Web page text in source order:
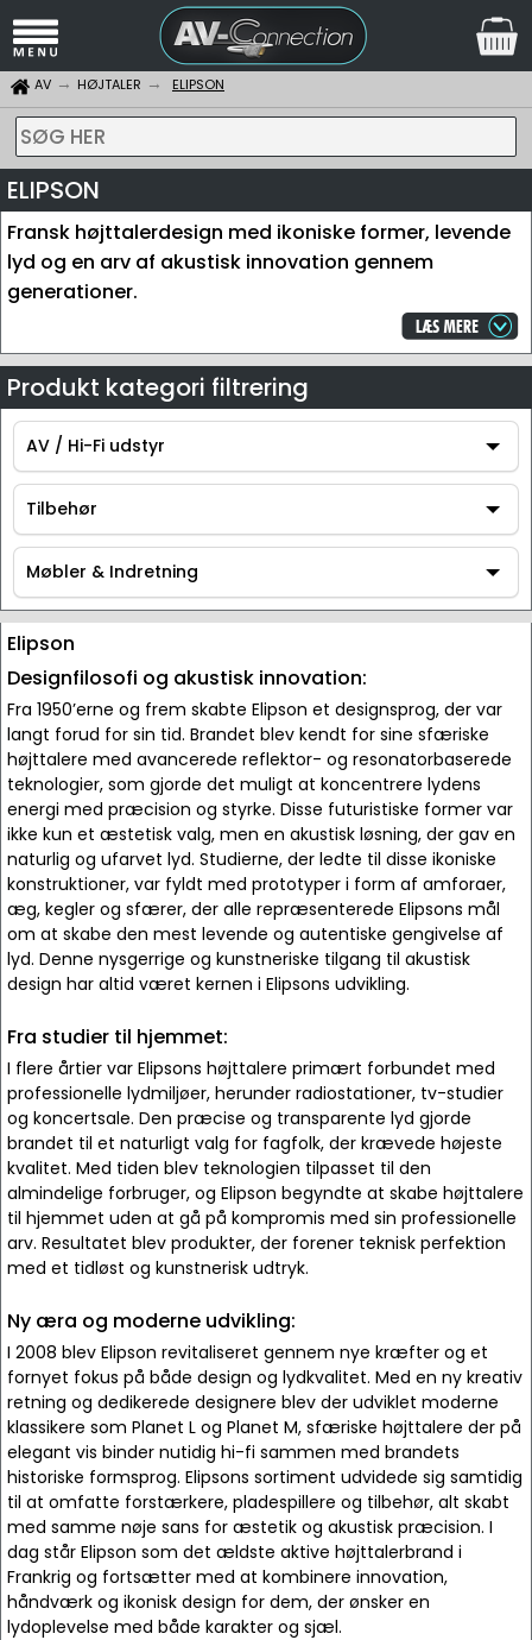
AV HØJTALER ELIPSON
SØG HER
ELIPSON
Fransk højttalerdesign med ikoniske former, levende
lyd og en arv af akustisk innovation gennem
generationer.
Produkt kategori filtrering
AV / Hi-Fi udstyr
AV / Hi-Fi udstyr
Tilbehør
Tilbehør
Møbler & Indretning
Elipson
Designfilosofi og akustisk innovation:
Fra 1950’erne og frem skabte Elipson et designsprog, der var
langt forud for sin tid. Brandet blev kendt for sine sfæriske
højttalere med avancerede reflektor- og resonatorbaserede
teknologier, som gjorde det muligt at koncentrere lydens
energi med præcision og styrke. Disse futuristiske former var
ikke kun et æstetisk valg, men en akustisk løsning, der gav en
naturlig og ufarvet lyd. Studierne, der ledte til disse ikoniske
konstruktioner, var fyldt med prototyper i form af amforaer,
æg, kegler og sfærer, der alle repræsenterede Elipsons mål
om at skabe den mest levende og autentiske gengivelse af
lyd. Denne nysgerrige og kunstneriske tilgang til akustisk
design har altid været kernen i Elipsons udvikling.
Fra studier til hjemmet:
I flere årtier var Elipsons højttalere primært forbundet med
professionelle lydmiljøer, herunder radiostationer, tv-studier
og koncertsale. Den præcise og transparente lyd gjorde
brandet til et naturligt valg for fagfolk, der krævede højeste
kvalitet. Med tiden blev teknologien tilpasset til den
almindelige forbruger, og Elipson begyndte at skabe højttalere
til hjemmet uden at gå på kompromis med sin professionelle
arv. Resultatet blev produkter, der forener teknisk perfektion
med et tidløst og kunstnerisk udtryk.
Ny æra og moderne udvikling:
I 2008 blev Elipson revitaliseret gennem nye kræfter og et
fornyet fokus på både design og lydkvalitet. Med en ny kreativ
retning og dedikerede designere blev der udviklet moderne
klassikere som Planet L og Planet M, sfæriske højttalere der på
elegant vis binder nutidig hi-fi sammen med brandets
historiske formsprog. Elipsons sortiment udvidede sig samtidig
til at omfatte forstærkere, pladespillere og tilbehør, alt skabt
med samme nøje sans for æstetik og akustisk præcision. I
dag står Elipson som det ældste aktive højttalerbrand i
Frankrig og fortsætter med at kombinere innovation,
håndværk og ikonisk design for dem, der ønsker en
lydoplevelse med både karakter og sjæl.